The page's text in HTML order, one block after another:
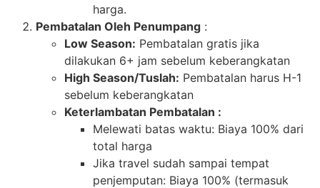
harga.
Pembatalan Oleh Penumpang :
Low Season: Pembatalan gratis jika
dilakukan 6+ jam sebelum keberangkatan
High Season/Tuslah: Pembatalan harus H-1
sebelum keberangkatan
Keterlambatan Pembatalan :
Melewati batas waktu: Biaya 100% dari
total harga
Jika travel sudah sampai tempat
penjemputan: Biaya 100% (termasuk